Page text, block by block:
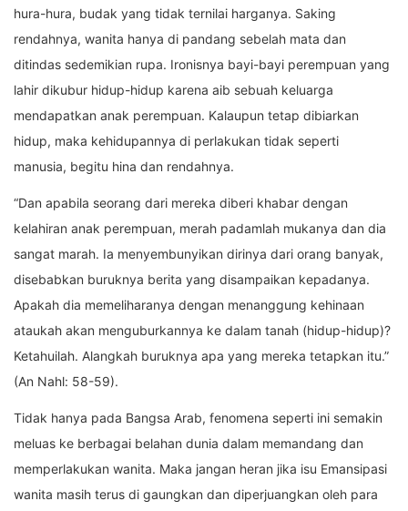
hura-hura, budak yang tidak ternilai harganya. Saking
rendahnya, wanita hanya di pandang sebelah mata dan
ditindas sedemikian rupa. Ironisnya bayi-bayi perempuan yang
lahir dikubur hidup-hidup karena aib sebuah keluarga
mendapatkan anak perempuan. Kalaupun tetap dibiarkan
hidup, maka kehidupannya di perlakukan tidak seperti
manusia, begitu hina dan rendahnya.
“Dan apabila seorang dari mereka diberi khabar dengan
kelahiran anak perempuan, merah padamlah mukanya dan dia
sangat marah. Ia menyembunyikan dirinya dari orang banyak,
disebabkan buruknya berita yang disampaikan kepadanya.
Apakah dia memeliharanya dengan menanggung kehinaan
ataukah akan menguburkannya ke dalam tanah (hidup-hidup)?
Ketahuilah. Alangkah buruknya apa yang mereka tetapkan itu.”
(An Nahl: 58-59).
Tidak hanya pada Bangsa Arab, fenomena seperti ini semakin
meluas ke berbagai belahan dunia dalam memandang dan
memperlakukan wanita. Maka jangan heran jika isu Emansipasi
wanita masih terus di gaungkan dan diperjuangkan oleh para